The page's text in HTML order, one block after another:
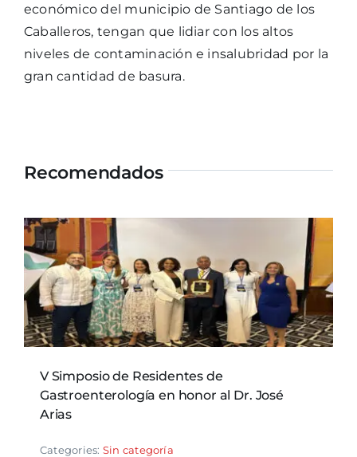
económico del municipio de Santiago de los
Caballeros, tengan que lidiar con los altos
niveles de contaminación e insalubridad por la
gran cantidad de basura.
Recomendados
V Simposio de Residentes de
Gastroenterología en honor al Dr. José
Arias
Categories: Sin categoría